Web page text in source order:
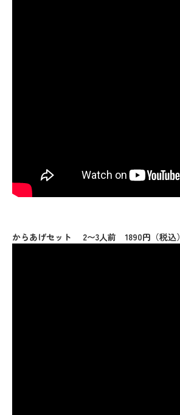
からあげセット 2〜3人前 1890円（税込）